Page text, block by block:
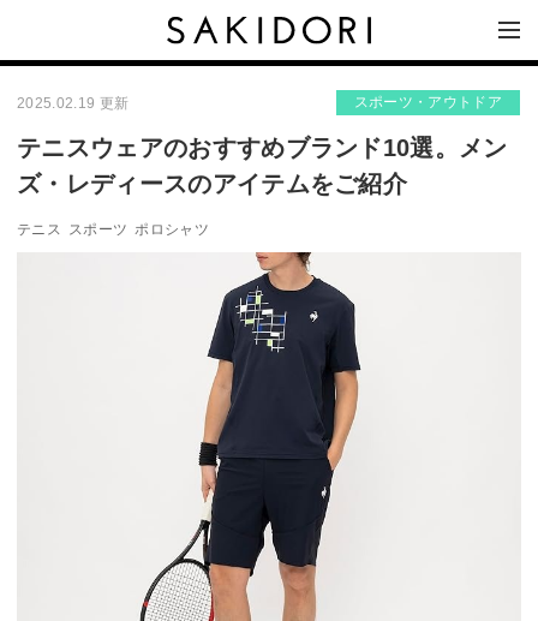
2025.02.19 更新 スポーツ・アウトドア
テニスウェアのおすすめブランド10選。メン
ズ・レディースのアイテムをご紹介
テニス スポーツ ポロシャツ